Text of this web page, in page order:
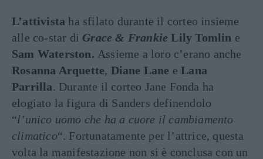
L’attivista ha sfilato durante il corteo insieme
alle co-star di Grace & Frankie Lily Tomlin e
Sam Waterston. Assieme a loro c’erano anche
Rosanna Arquette, Diane Lane eLana
Parrilla. Durante il corteo Jane Fonda ha
elogiato la figura di Sanders definendolo
“l’unico uomo che ha a cuore il cambiamento
climatico“. Fortunatamente per l’attrice, questa
volta la manifestazione non si è conclusa con un